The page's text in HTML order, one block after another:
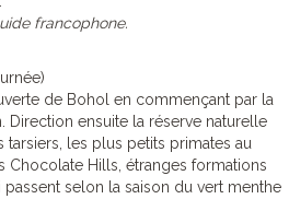
francophone.
de Bohol en commençant par la
Direction ensuite la réserve naturelle
les plus petits primates au
Chocolate Hills, étranges formations
selon la saison du vert menthe